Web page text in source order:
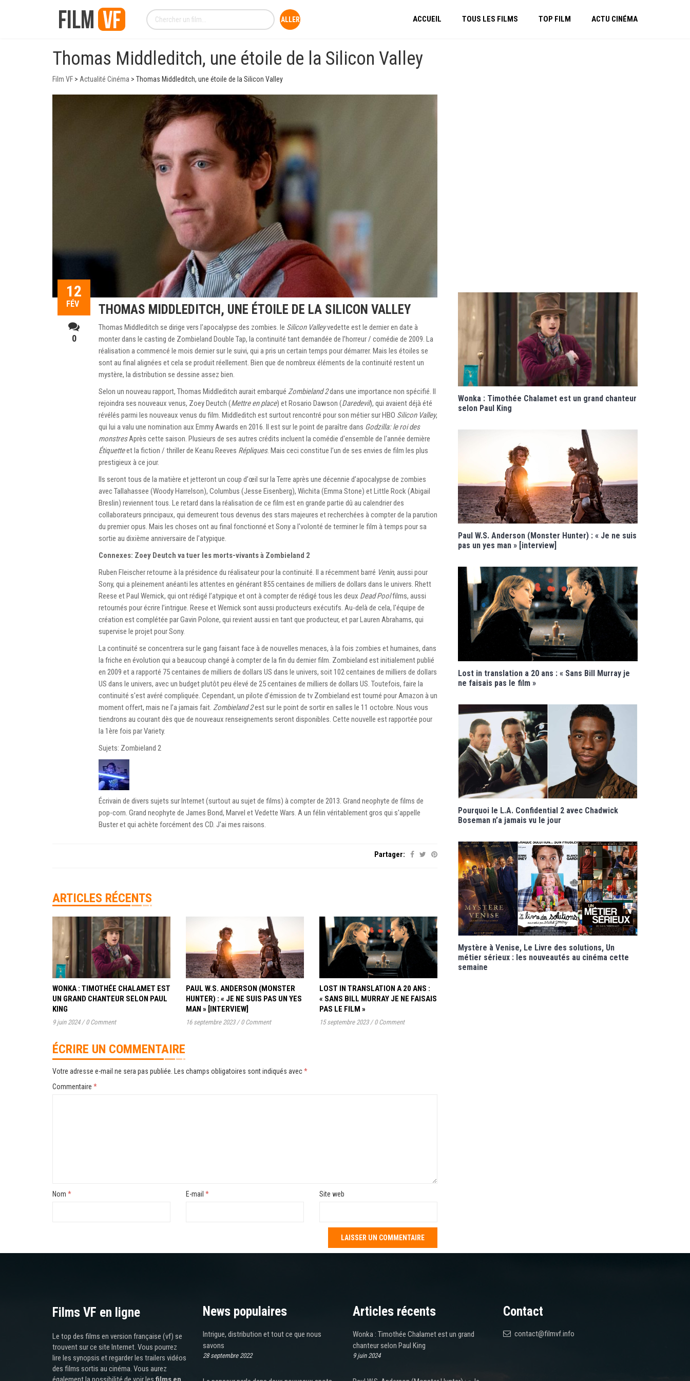
ACCUEIL TOUS LES FILMS TOP FILM ACTU CINÉMA
Thomas Middleditch, une étoile de la Silicon Valley
Film VF > Actualité Cinéma > Thomas Middleditch, une étoile de la Silicon Valley
12
FÉV
0
THOMAS MIDDLEDITCH, UNE ÉTOILE DE LA SILICON VALLEY
Thomas Middleditch se dirige vers l'apocalypse des zombies. le Silicon Valleyvedette est le dernier en date à
monter dans le casting de Zombieland Double Tap, la continuité tant demandée de l’horreur / comédie de 2009. La
réalisation a commencé le mois dernier sur le suivi, qui a pris un certain temps pour démarrer. Mais les étoiles se
sont au final alignées et cela se produit réellement. Bien que de nombreux éléments de la continuité restent un
mystère, la distribution se dessine assez bien.
Selon un nouveau rapport, Thomas Middleditch aurait embarqué Zombieland 2dans une importance non spécifié. Il
rejoindra ses nouveaux venus, Zoey Deutch (Mettre en place) et Rosario Dawson (Daredevil), qui avaient déjà été
révélés parmi les nouveaux venus du film. Middleditch est surtout rencontré pour son métier sur HBO Silicon Valley,
qui lui a valu une nomination aux Emmy Awards en 2016. Il est sur le point de paraître dans Godzilla: le roi des
monstresAprès cette saison. Plusieurs de ses autres crédits incluent la comédie d'ensemble de l'année dernière
Étiquetteet la fiction / thriller de Keanu Reeves Répliques. Mais ceci constitue l’un de ses envies de film les plus
prestigieux à ce jour.
Ils seront tous de la matière et jetteront un coup d’œil sur la Terre après une décennie d’apocalypse de zombies
avec Tallahassee (Woody Harrelson), Columbus (Jesse Eisenberg), Wichita (Emma Stone) et Little Rock (Abigail
Breslin) reviennent tous. Le retard dans la réalisation de ce film est en grande partie dû au calendrier des
collaborateurs principaux, qui demeurent tous devenus des stars majeures et recherchées à compter de la parution
du premier opus. Mais les choses ont au final fonctionné et Sony a l'volonté de terminer le film à temps pour sa
sortie au dixième anniversaire de l'atypique.
Connexes: Zoey Deutch va tuer les morts-vivants à Zombieland 2
Ruben Fleischer retourne à la présidence du réalisateur pour la continuité. Il a récemment barré Venin, aussi pour
Sony, qui a pleinement anéanti les attentes en générant 855 centaines de milliers de dollars dans le univers. Rhett
Reese et Paul Wernick, qui ont rédigé l’atypique et ont à compter de rédigé tous les deux Dead Poolfilms, aussi
retournés pour écrire l’intrigue. Reese et Wernick sont aussi producteurs exécutifs. Au-delà de cela, l'équipe de
création est complétée par Gavin Polone, qui revient aussi en tant que producteur, et par Lauren Abrahams, qui
supervise le projet pour Sony.
La continuité se concentrera sur le gang faisant face à de nouvelles menaces, à la fois zombies et humaines, dans
la friche en évolution qui a beaucoup changé à compter de la fin du dernier film. Zombieland est initialement publié
en 2009 et a rapporté 75 centaines de milliers de dollars US dans le univers, soit 102 centaines de milliers de dollars
US dans le univers, avec un budget plutôt peu élevé de 25 centaines de milliers de dollars US. Toutefois, faire la
continuité s'est avéré compliquée. Cependant, un pilote d’émission de tv Zombieland est tourné pour Amazon à un
moment offert, mais ne l’a jamais fait. Zombieland 2est sur le point de sortir en salles le 11 octobre. Nous vous
tiendrons au courant dès que de nouveaux renseignements seront disponibles. Cette nouvelle est rapportée pour
la 1ère fois par Variety.
Sujets: Zombieland 2
Écrivain de divers sujets sur Internet (surtout au sujet de films) à compter de 2013. Grand neophyte de films de
pop-corn. Grand neophyte de James Bond, Marvel et Vedette Wars. A un félin véritablement gros qui s'appelle
Buster et qui achète forcément des CD. J'ai mes raisons.
Partager:
ARTICLES RÉCENTS
WONKA : TIMOTHÉE CHALAMET EST
UN GRAND CHANTEUR SELON PAUL
KING
9 juin 2024 / 0 Comment
PAUL W.S. ANDERSON (MONSTER
HUNTER) : « JE NE SUIS PAS UN YES
MAN » [INTERVIEW]
16 septembre 2023 / 0 Comment
LOST IN TRANSLATION A 20 ANS :
« SANS BILL MURRAY JE NE FAISAIS
PAS LE FILM »
15 septembre 2023 / 0 Comment
ÉCRIRE UN COMMENTAIRE
Votre adresse e-mail ne sera pas publiée. Les champs obligatoires sont indiqués avec*
Commentaire *
Nom * E-mail * Site web
Wonka : Timothée Chalamet est un grand chanteur
selon Paul King
Paul W.S. Anderson (Monster Hunter) : « Je ne suis
pas un yes man » [interview]
Lost in translation a 20 ans : « Sans Bill Murray je
ne faisais pas le film »
Pourquoi le L.A. Confidential 2 avec Chadwick
Boseman n’a jamais vu le jour
Mystère à Venise, Le Livre des solutions, Un
métier sérieux : les nouveautés au cinéma cette
semaine
Films VF en ligne
Le top des films en version française (vf) se
trouvent sur ce site Internet. Vous pourrez
lire les synopsis et regarder les trailers vidéos
des films sortis au cinéma. Vous aurez
News populaires
Intrigue, distribution et tout ce que nous
savons
28 septembre 2022
Articles récents
Wonka : Timothée Chalamet est un grand
chanteur selon Paul King
9 juin 2024
Contact
contact@filmvf.info